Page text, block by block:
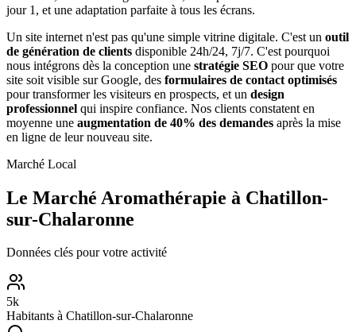
jour 1, et une adaptation parfaite à tous les écrans.
Un site internet n'est pas qu'une simple vitrine digitale. C'est un outil
de génération de clients disponible 24h/24, 7j/7. C'est pourquoi
nous intégrons dès la conception une stratégie SEO pour que votre
site soit visible sur Google, des formulaires de contact optimisés
pour transformer les visiteurs en prospects, et un design
professionnel qui inspire confiance. Nos clients constatent en
moyenne une augmentation de 40% des demandes après la mise
en ligne de leur nouveau site.
Marché Local
Le Marché Aromathérapie à Chatillon-
sur-Chalaronne
Données clés pour votre activité
5k
Habitants à Chatillon-sur-Chalaronne